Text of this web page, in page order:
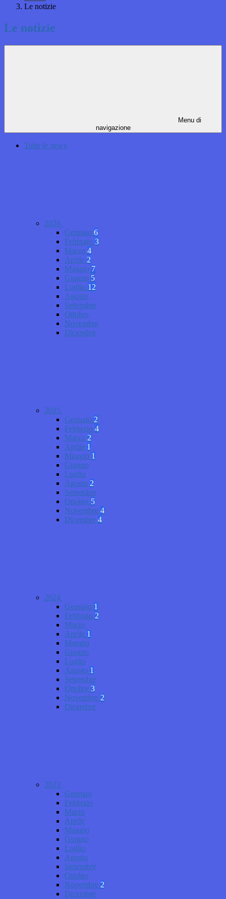
Le notizie
Le notizie
Menu di
navigazione
Tutte le news
2026
Gennaio 6
Febbraio 3
Marzo 4
Aprile 2
Maggio 7
Giugno 5
Luglio 12
Agosto
Settembre
Ottobre
Novembre
Dicembre
2025
Gennaio 2
Febbraio 4
Marzo 2
Aprile 1
Maggio 1
Giugno
Luglio
Agosto 2
Settembre
Ottobre 5
Novembre 4
Dicembre 4
2024
Gennaio 1
Febbraio 2
Marzo
Aprile 1
Maggio
Giugno
Luglio
Agosto 1
Settembre
Ottobre 3
Novembre 2
Dicembre
2023
Gennaio
Febbraio
Marzo
Aprile
Maggio
Giugno
Luglio
Agosto
Settembre
Ottobre
Novembre 2
Dicembre